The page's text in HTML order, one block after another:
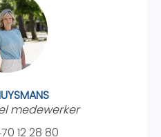
medewerker
12 28 80